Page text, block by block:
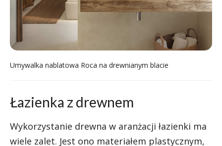
Umywalka nablatowa Roca na drewnianym blacie
Łazienka z drewnem
Wykorzystanie drewna w aranżacji łazienki ma
wiele zalet. Jest ono materiałem plastycznym,